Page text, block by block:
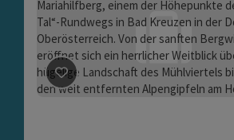
Beitrag merken: 3 Nächte -